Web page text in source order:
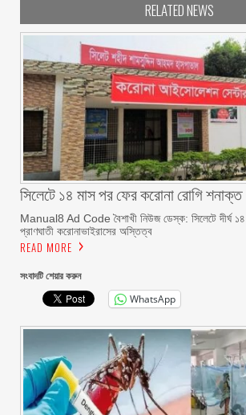
RELATED NEWS
সিলেটে ১৪ মাস পর ফের করোনা রোগি শনাক্ত
Manual8 Ad Code বৈশাখী নিউজ ডেস্ক: সিলেটে দীর্ঘ
প্রাণঘাতী করোনাভাইরাসের অস্তিত্ব
READ MORE
সংবাদটি শেয়ার করুন
WhatsApp